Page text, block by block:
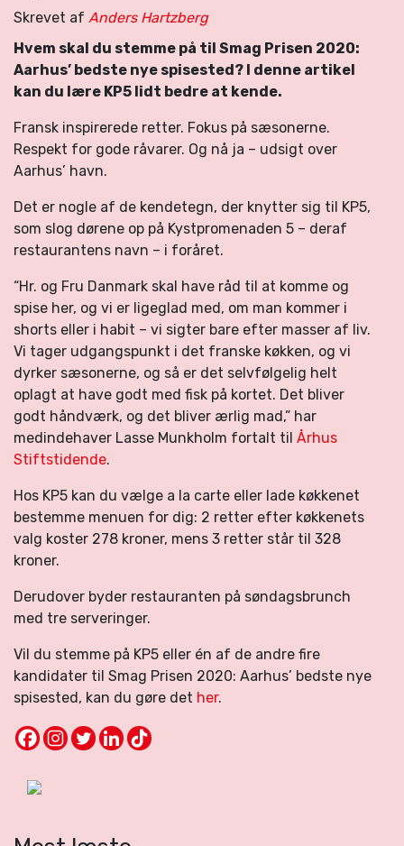
Skrevet af Anders Hartzberg
Hvem skal du stemme på til Smag Prisen 2020:
Aarhus’ bedste nye spisested? I denne artikel
kan du lære KP5 lidt bedre at kende.
Fransk inspirerede retter. Fokus på sæsonerne.
Respekt for gode råvarer. Og nå ja – udsigt over
Aarhus’ havn.
Det er nogle af de kendetegn, der knytter sig til KP5,
som slog dørene op på Kystpromenaden 5 – deraf
restaurantens navn – i foråret.
“Hr. og Fru Danmark skal have råd til at komme og
spise her, og vi er ligeglad med, om man kommer i
shorts eller i habit – vi sigter bare efter masser af liv.
Vi tager udgangspunkt i det franske køkken, og vi
dyrker sæsonerne, og så er det selvfølgelig helt
oplagt at have godt med fisk på kortet. Det bliver
godt håndværk, og det bliver ærlig mad,” har
medindehaver Lasse Munkholm fortalt til Århus
Stiftstidende.
Hos KP5 kan du vælge a la carte eller lade køkkenet
bestemme menuen for dig: 2 retter efter køkkenets
valg koster 278 kroner, mens 3 retter står til 328
kroner.
Derudover byder restauranten på søndagsbrunch
med tre serveringer.
Vil du stemme på KP5 eller én af de andre fire
kandidater til Smag Prisen 2020: Aarhus’ bedste nye
spisested, kan du gøre det her.